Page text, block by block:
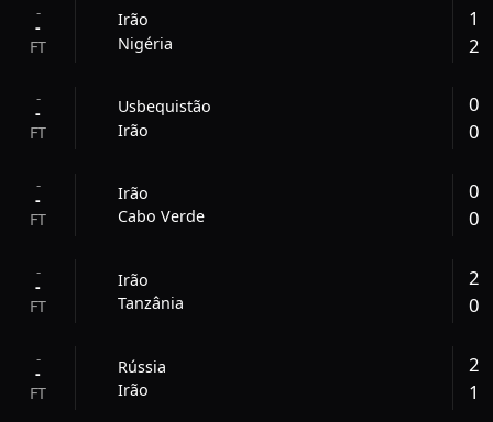
-
-
FT
Irão
Nigéria
1
2
-
-
FT
Usbequistão
Irão
0
0
-
-
FT
Irão
Cabo Verde
0
0
-
-
FT
Irão
Tanzânia
2
0
-
-
FT
Rússia
Irão
2
1